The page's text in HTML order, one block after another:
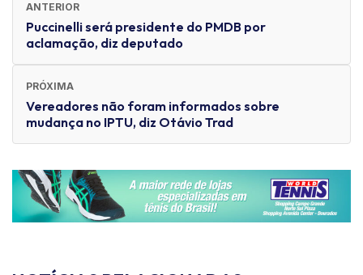
ANTERIOR
Puccinelli será presidente do PMDB por
aclamação, diz deputado
PRÓXIMA
Vereadores não foram informados sobre
mudança no IPTU, diz Otávio Trad